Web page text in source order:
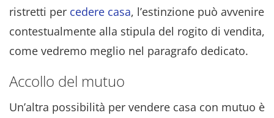
ristretti per cedere casa, l’estinzione può avvenire
contestualmente alla stipula del rogito di vendita,
come vedremo meglio nel paragrafo dedicato.
Accollo del mutuo
Un’altra possibilità per vendere casa con mutuo è